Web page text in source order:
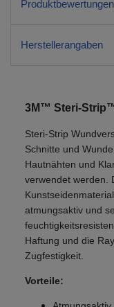
Produktbewertungen
Herstellerangaben
3M™ Steri-
Steri-Strip
Schnitte und
Hautnähten und
verwendet werden.
atmungsaktiv und
Haftung und die
Zugfestigkeit.
Vorteile: